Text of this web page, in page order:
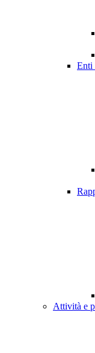
Enti
Attività e